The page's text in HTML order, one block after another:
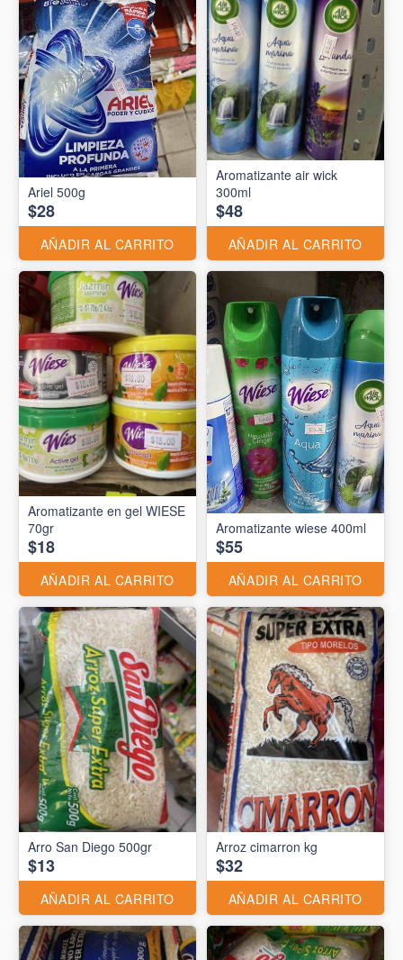
Ariel 500g
$28
AÑADIR AL CARRITO
Aromatizante air wick
300ml
$48
AÑADIR AL CARRITO
Aromatizante en gel WIESE
70gr
$18
AÑADIR AL CARRITO
Aromatizante wiese 400ml
$55
AÑADIR AL CARRITO
Arro San Diego 500gr
$13
AÑADIR AL CARRITO
Arroz cimarron kg
$32
AÑADIR AL CARRITO